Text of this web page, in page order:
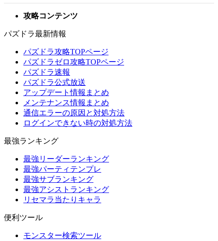
攻略コンテンツ
パズドラ最新情報
パズドラ攻略TOPページ
パズドラゼロ攻略TOPページ
パズドラ速報
パズドラ公式放送
アップデート情報まとめ
メンテナンス情報まとめ
通信エラーの原因と対処方法
ログインできない時の対処方法
最強ランキング
最強リーダーランキング
最強パーティテンプレ
最強サブランキング
最強アシストランキング
リセマラ当たりキャラ
便利ツール
モンスター検索ツール